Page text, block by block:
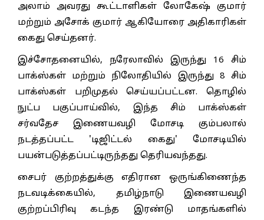
அலாம் அவரது கூட்டாளிகள் லோகேஷ் குமார்
மற்றும் அசோக் குமார் ஆகியோரை அதிகாரிகள்
கைது செய்தனர்.
இச்சோதனையில், நரேலாவில் இருந்து 16 சிம்
பாக்ஸ்கள் மற்றும் நிலோதியில் இருந்து 8 சிம்
பாக்ஸ்கள் பறிமுதல் செய்யப்பட்டன. தொழில்
நுட்ப பகுப்பாய்வில், இந்த சிம் பாக்ஸ்கள்
சர்வதேச இணையவழி மோசடி கும்பலால்
நடத்தப்பட்ட 'டிஜிட்டல் கைது' மோசடியில்
பயன்படுத்தப்பட்டிருந்தது தெரியவந்தது.
சைபர் குற்றத்துக்கு எதிரான ஒருங்கிணைந்த
நடவடிக்கையில், தமிழ்நாடு இணையவழி
குற்றப்பிரிவு கடந்த இரண்டு மாதங்களில்